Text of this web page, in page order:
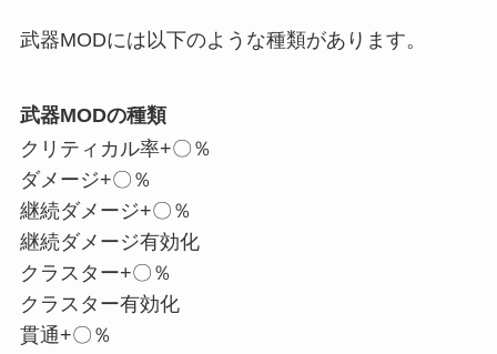
武器MODには以下のような種類があります。
武器MODの種類
クリティカル率+〇％
ダメージ+〇％
継続ダメージ+〇％
継続ダメージ有効化
クラスター+〇％
クラスター有効化
貫通+〇％